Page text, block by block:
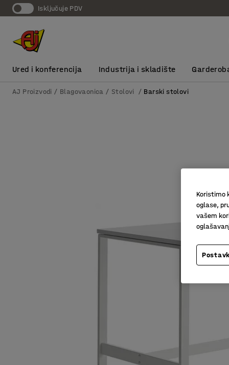
Isključuje PDV
Ured i konferencija Industrija i skladište
AJ Proizvodi Blagovaonica Stolovi Barski stolovi
Koristimo
oglase,
vašem